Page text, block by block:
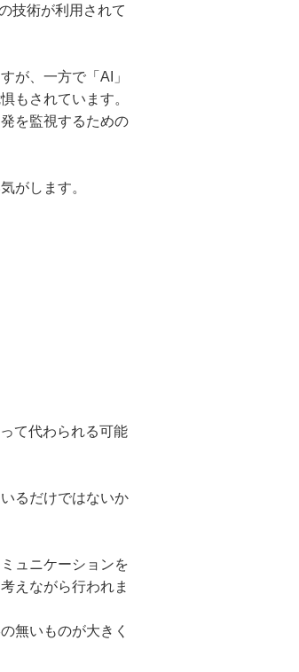
技術が利用 されて
すが、一方で「AI」
もされています。
を監視するための
がします。
て代わられる可能
るだけではないか
ュニケーションを
えながら行われま
無いものが大きく